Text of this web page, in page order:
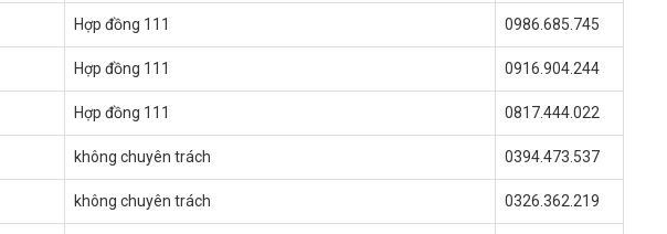
Hợp đồng 111 0986.685.745
Hợp đồng 111 0916.904.244
Hợp đồng 111 0817.444.022
không chuyên trách 0394.473.537
không chuyên trách 0326.362.219